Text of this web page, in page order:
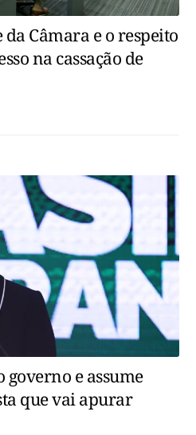
Câmara e o respeito
na cassação de
governo e assume
que vai apurar